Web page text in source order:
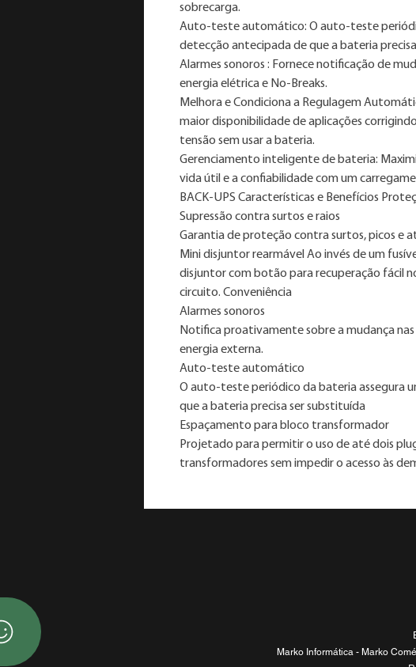
sobrecarga.
Auto-teste automático: O auto-teste
detecção antecipada de que a bateria
Alarmes sonoros : Fornece notificação de
energia elétrica e No-Breaks.
Melhora e Condiciona a Regulagem
maior disponibilidade de aplicações
tensão sem usar a bateria.
Gerenciamento inteligente de bateria:
vida útil e a confiabilidade com um
BACK-UPS Características e Benefícios
Supressão contra surtos e raios
Garantia de proteção contra surtos, picos e
Mini disjuntor rearmável Ao invés de um
disjuntor com botão para recuperação fácil
circuito. Conveniência
Alarmes sonoros
Notifica proativamente sobre a mudança
energia externa.
Auto-teste automático
O auto-teste periódico da bateria assegura
que a bateria precisa ser substituída
Espaçamento para bloco transformador
Projetado para permitir o uso de até dois
transformadores sem impedir o acesso às
Marko Informática - Marko